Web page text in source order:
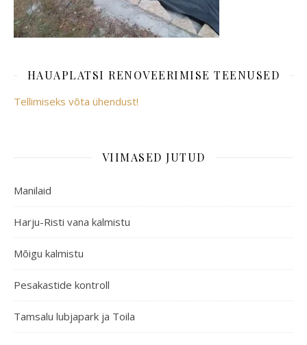
HAUAPLATSI RENOVEERIMISE TEENUSED
Tellimiseks võta ühendust!
VIIMASED JUTUD
Manilaid
Harju-Risti vana kalmistu
Mõigu kalmistu
Pesakastide kontroll
Tamsalu lubjapark ja Toila